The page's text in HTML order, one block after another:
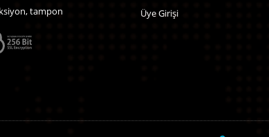
tampon
Üye Girişi